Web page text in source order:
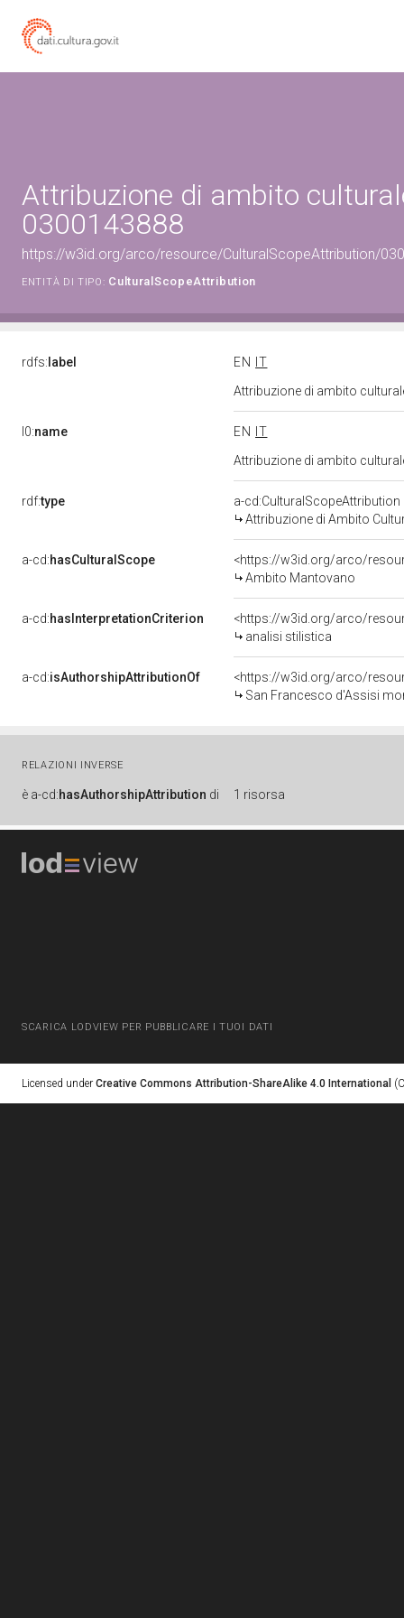
Attribuzione di ambito
0300143888
https://w3id.org/arco/resource/CulturalScopeAttribution/
ENTITÀ DI TIPO: CulturalScopeAttribution
rdfs: label EN
IT
Attribuzione di ambito
l0:name EN
IT
Attribuzione di ambito
rdf:type
a-cd:CulturalScopeAttribution
Attribuzione di Ambito
a-cd:hasCulturalScope
<https://w3id.org/arco/
Ambito Mantovano
a-cd:hasInterpretationCriterion
<https://w3id.org/arco/
analisi stilistica
a-cd:isAuthorshipAttributionOf
<https://w3id.org/arco/
San Francesco d'Assisi morente
RELAZIONI INVERSE
è a-cd:hasAuthorshipAttribution di 1 risorsa
SCARICA LODVIEW PER PUBBLICARE I TUOI DATI
Licensed under Creative Commons Attribution-ShareAlike 4.0 International